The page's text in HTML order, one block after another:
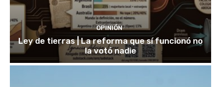
OPINIÓN
Ley de tierras | La reforma que sí funcionó no
la votó nadie